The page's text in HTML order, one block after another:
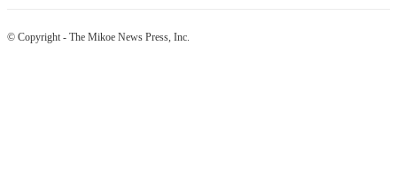
© Copyright - The Mikoe News Press, Inc.